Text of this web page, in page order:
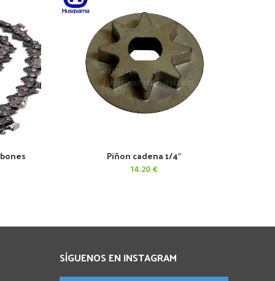
AÑADIR AL CARRITO
Piñon cadena 1/4″
14.20€
SÍGUENOS EN INSTAGRAM